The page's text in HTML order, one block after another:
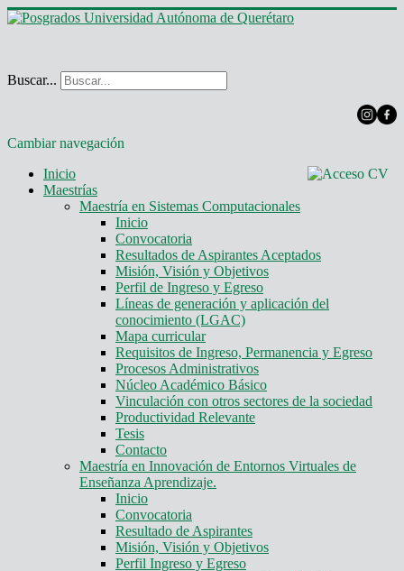
Buscar...
Cambiar navegación
Inicio
Maestrías
Maestría en Sistemas Computacionales
Inicio
Convocatoria
Resultados de Aspirantes Aceptados
Misión, Visión y Objetivos
Perfil de Ingreso y Egreso
Líneas de generación y aplicación del
conocimiento (LGAC)
Mapa curricular
Requisitos de Ingreso, Permanencia y Egreso
Procesos Administrativos
Núcleo Académico Básico
Vinculación con otros sectores de la sociedad
Productividad Relevante
Tesis
Contacto
Maestría en Innovación de Entornos Virtuales de
Enseñanza Aprendizaje.
Inicio
Convocatoria
Resultado de Aspirantes
Misión, Visión y Objetivos
Perfil Ingreso y Egreso